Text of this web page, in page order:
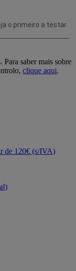
Para saber mais sobre
clique aqui.
de 120€ (s/IVA)